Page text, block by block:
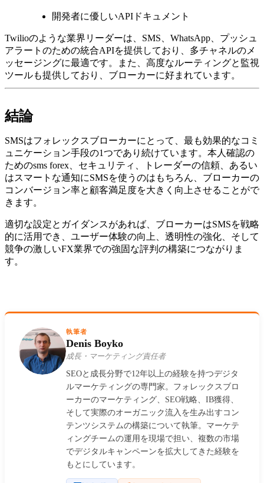
開発者に優しいAPIドキュメント
Twilioのような業界リーダーは、SMS、WhatsApp、プッシュ
アラートのための統合APIを提供しており、多チャネルのメ
ッセージングに最適です。また、高度なルーティングと監視
ツールも提供しており、ブローカーに好まれています。
結論
SMSはフォレックスブローカーにとって、最も効果的なコミ
ュニケーション手段の1つであり続けています。本人確認の
ためのsms forex、セキュリティ、トレーダーの信頼、あるい
はスマートな通知にSMSを使うのはもちろん、ブローカーの
コンバージョン率と顧客満足度を大きく向上させることがで
きます。
適切な設定とガイダンスがあれば、ブローカーはSMSを戦略
的に活用でき、ユーザー体験の向上、透明性の強化、そして
競争の激しいFX業界での強固な評判の構築につながりま
す。
執筆者
Denis Boyko
成長・マーケティング責任者
SEOと成長分野で12年以上の経験を持つデジタ
ルマーケティングの専門家。フォレックスブロ
ーカーのマーケティング、SEO戦略、IB獲得、
そして実際のオーガニック流入を生み出すコン
テンツシステムの構築について執筆。マーケテ
ィングチームの運用を現場で担い、複数の市場
でデジタルキャンペーンを拡大してきた経験を
もとにしています。